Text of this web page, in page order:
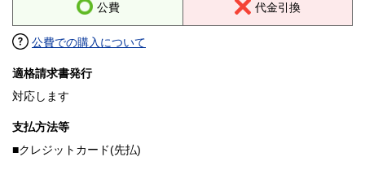
公費 代金引換
公費での購入について
適格請求書発行
対応します
支払方法等
■クレジットカード(先払)